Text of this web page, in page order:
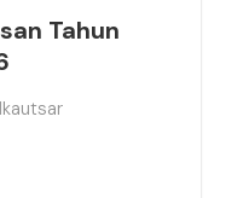
Tahun